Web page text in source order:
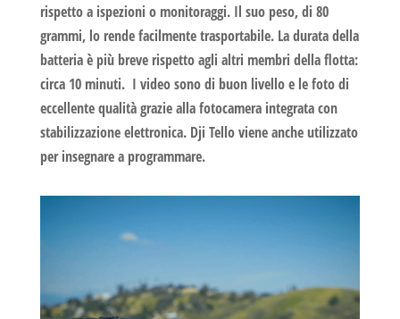
rispetto a ispezioni o monitoraggi. Il suo peso, di 80
grammi, lo rende facilmente trasportabile. La durata della
batteria è più breve rispetto agli altri membri della flotta:
circa 10 minuti. I video sono di buon livello e le foto di
eccellente qualità grazie alla fotocamera integrata con
stabilizzazione elettronica. Dji Tello viene anche utilizzato
per insegnare a programmare.